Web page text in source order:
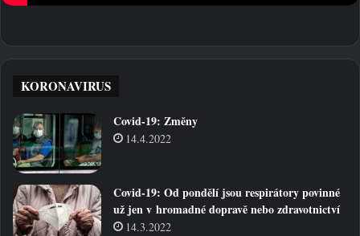
KORONAVIRUS
Covid-19: Změny
14.4.2022
Covid-19: Od pondělí jsou respirátory povinné
už jen v hromadné dopravě nebo zdravotnictví
14.3.2022